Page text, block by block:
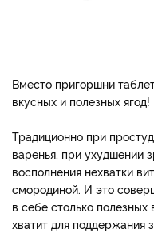
Вместо пригоршни
вкусных и полезных ягод!
Традиционно при
варенья, при ухудшении
восполнения нехватки
смородиной. И это
в себе столько
хватит для поддержания